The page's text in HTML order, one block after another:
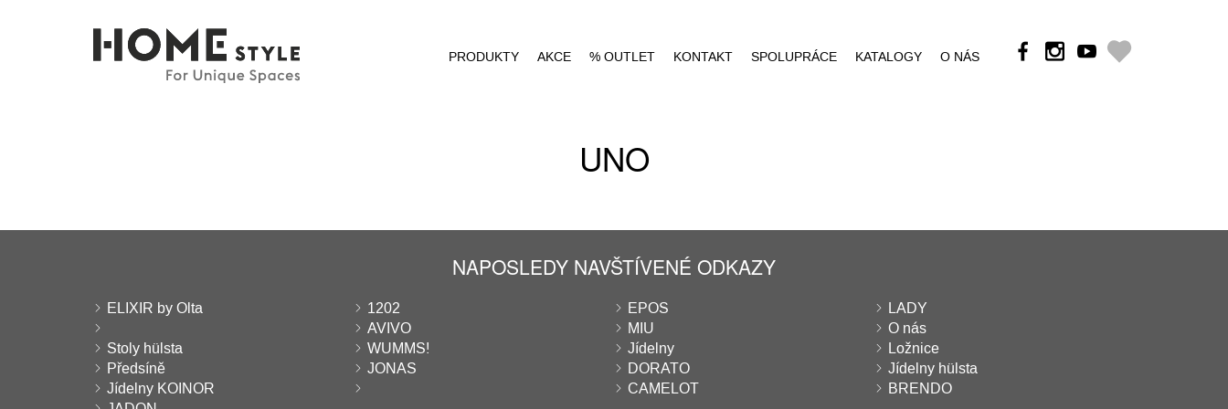
PRODUKTY AKCE % OUTLET KONTAKT SPOLUPRÁCE KATALOGY O NÁS
UNO
NAPOSLEDY NAVŠTÍVENÉ ODKAZY
ELIXIR by Olta 1202 EPOS
LADY
AVIVO
MIU
O nás
Stoly hülsta
WUMMS! Jídelny
Ložnice
Předsíně
JONAS DORATO
Jídelny hülsta
Jídelny KOINOR
CAMELOT
BRENDO